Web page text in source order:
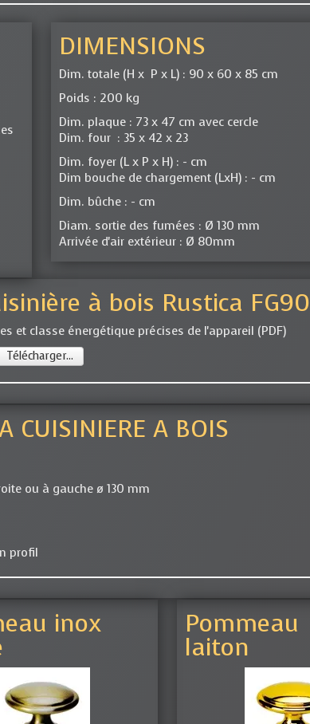
DIMENSIONS
Dim. totale (H x P x L) : 90 x 60 x 85 cm
Poids : 200 kg
Dim. plaque : 73 x 47 cm avec cercle
Dim. four : 35 x 42 x 23
Dim. foyer (L x P x H) : - cm
Dim bouche de chargement (LxH) : - cm
Dim. bûche : - cm
Diam. sortie des fumées : Ø 130 mm
Arrivée d'air extérieur : Ø 80mm
à bois Rustica FG90
et classe énergétique précises de l'appareil (PDF)
Télécharger...
CUISINIERE A BOIS
ou à gauche ø 130 mm
profil
inox Pommeau
laiton